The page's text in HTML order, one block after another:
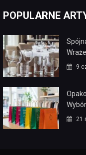
POPULARNE
9
21